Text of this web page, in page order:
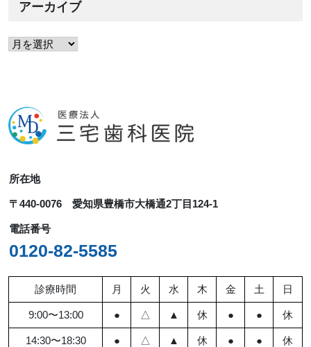
アーカイブ
ア
イ
ブ
所在地
〒440-0076 愛知県豊橋市大橋通2丁目124-1
電話番号
0120-82-5585
診療時間 月 火 水 木 金 土 日
9:00〜13:00 ● △ ▲ 休 ● ● 休
14:30〜18:30 ● △ ▲ 休 ● ● 休